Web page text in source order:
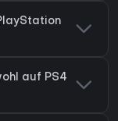
auf PS4